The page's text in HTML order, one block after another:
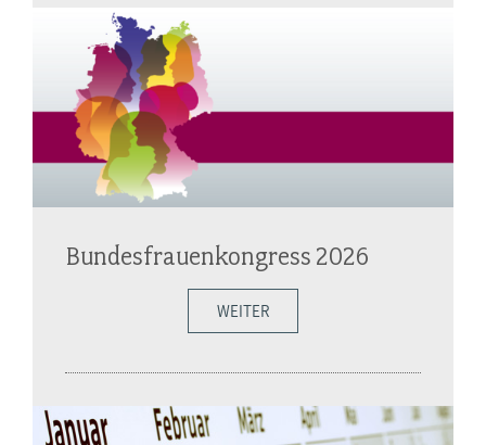
Bundesfrauenkongress 2026
WEITER